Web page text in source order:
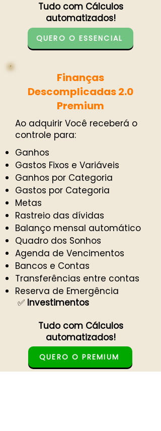
Tudo com Cálculos
automatizados!
QUERO O ESSENCIAL
Finanças
Descomplicadas 2.0
Premium
Ao adquirir Você receberá o
controle para:
Ganhos
Gastos Fixos e Variáveis
Ganhos por Categoria
Gastos por Categoria
Metas
Rastreio das dívidas
Balanço mensal automático
Quadro dos Sonhos
Agenda de Vencimentos
Bancos e Contas
Transferências entre contas
Reserva de Emergência
✅ Investimentos
Tudo com Cálculos
automatizados!
QUERO O PREMIUM